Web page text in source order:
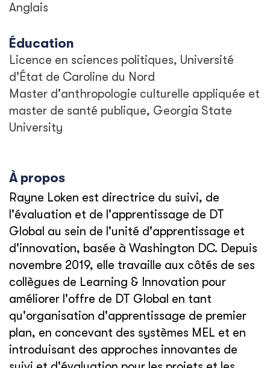
Anglais
Éducation
Licence en sciences politiques, Université
d'État de Caroline du Nord
Master d'anthropologie culturelle appliquée et
master de santé publique, Georgia State
University
À propos
Rayne Loken est directrice du suivi, de
l'évaluation et de l'apprentissage de DT
Global au sein de l'unité d'apprentissage et
d'innovation, basée à Washington DC. Depuis
novembre 2019, elle travaille aux côtés de ses
collègues de Learning & Innovation pour
améliorer l'offre de DT Global en tant
qu'organisation d'apprentissage de premier
plan, en concevant des systèmes MEL et en
introduisant des approches innovantes de